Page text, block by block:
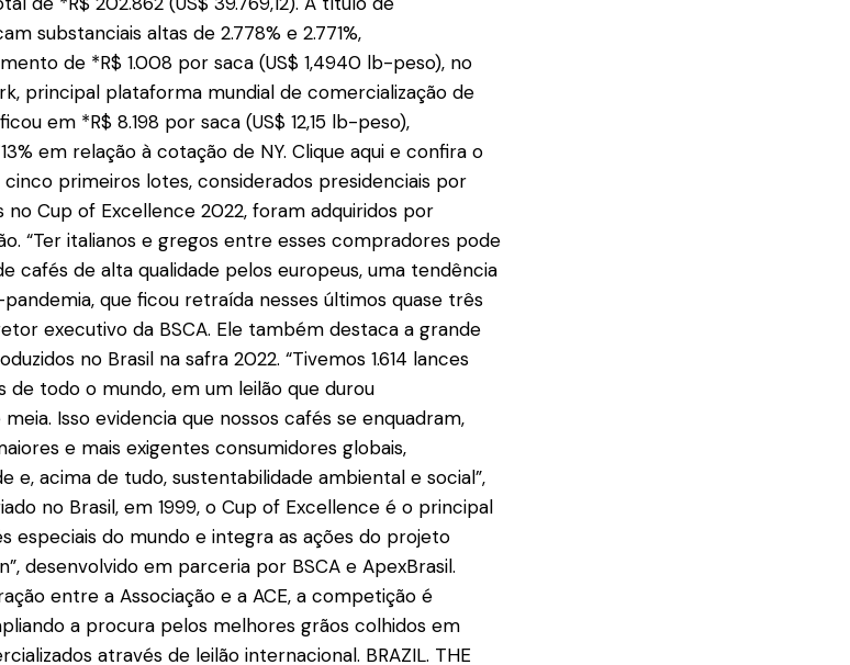
substanciais altas de 2.778% e 2.771%,
de *R$ 1.008 por saca (US$ 1,4940 lb-peso), no
principal plataforma mundial de comercialização de
em *R$ 8.198 por saca (US$ 12,15 lb-peso),
em relação à cotação de NY. Clique aqui e confira o
primeiros lotes, considerados presidenciais por
Cup of Excellence 2022, foram adquiridos por
“Ter italianos e gregos entre esses compradores pode
cafés de alta qualidade pelos europeus, uma tendência
que ficou retraída nesses últimos quase três
executivo da BSCA. Ele também destaca a grande
no Brasil na safra 2022. “Tivemos 1.614 lances
de todo o mundo, em um leilão que durou
Isso evidencia que nossos cafés se enquadram,
e mais exigentes consumidores globais,
e, acima de tudo, sustentabilidade ambiental e social”,
no Brasil, em 1999, o Cup of Excellence é o principal
especiais do mundo e integra as ações do projeto
desenvolvido em parceria por BSCA e ApexBrasil.
entre a Associação e a ACE, a competição é
a procura pelos melhores grãos colhidos em
através de leilão internacional. BRAZIL. THE